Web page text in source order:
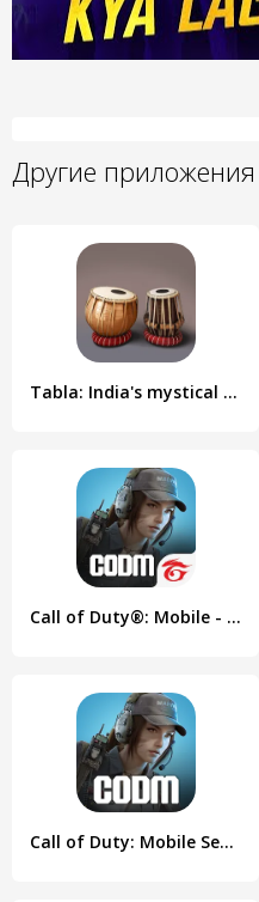
Другие приложения
Tabla: India's mystical drums
Call of Duty®: Mobile - Garena
Call of Duty: Mobile Season 4